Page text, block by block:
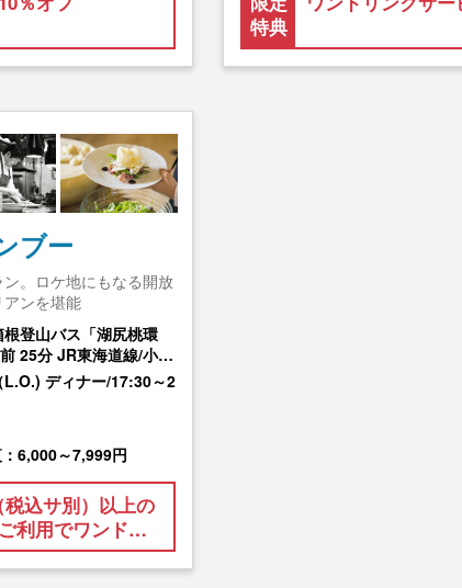
特典
ブー
。ロケ地にもなる開放
ンを堪能
登山バス「湖尻桃環
25分 JR東海道線/小…
ディナー/17:30～2
6,000～7,999円
税込サ別）以上の
利用でワンド…